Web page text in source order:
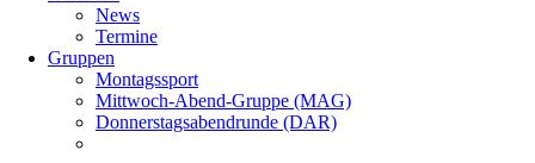
News
Termine
Gruppen
Montagssport
Mittwoch-Abend-Gruppe (MAG)
Donnerstagsabendrunde (DAR)